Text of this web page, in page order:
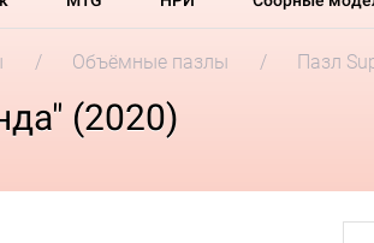
Объёмные пазлы Пазл
(2020)